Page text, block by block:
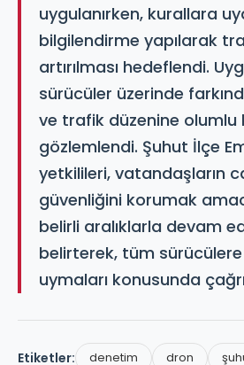
uygulanırken, kurallara
bilgilendirme yapılarak
artırılması hedeflendi.
sürücüler üzerinde
ve trafik düzenine olumlu
gözlemlendi. Şuhut İlçe
yetkilileri, vatandaşların
güvenliğini korumak
belirli aralıklarla devam
belirterek, tüm
uymaları konusunda
Etiketler: denetim dron